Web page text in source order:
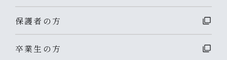
保護者の方
卒業生の方